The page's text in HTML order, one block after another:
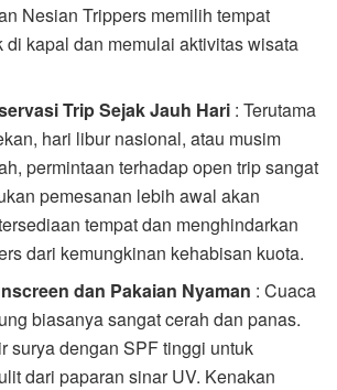
Nesian Trippers memilih tempat
di kapal dan memulai aktivitas wisata
Trip Sejak Jauh Hari : Terutama
hari libur nasional, atau musim
permintaan terhadap open trip sangat
pemesanan lebih awal akan
tempat dan menghindarkan
dari kemungkinan kehabisan kuota.
dan Pakaian Nyaman : Cuaca
biasanya sangat cerah dan panas.
surya dengan SPF tinggi untuk
dari paparan sinar UV. Kenakan